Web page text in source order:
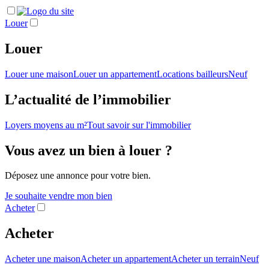
Louer
Louer
Louer une maisonLouer un appartementLocations bailleursNeuf
L’actualité de l’immobilier
Loyers moyens au m²Tout savoir sur l'immobilier
Vous avez un bien à louer ?
Déposez une annonce pour votre bien.
Je souhaite vendre mon bien
Acheter
Acheter
Acheter une maisonAcheter un appartementAcheter un terrainNeuf